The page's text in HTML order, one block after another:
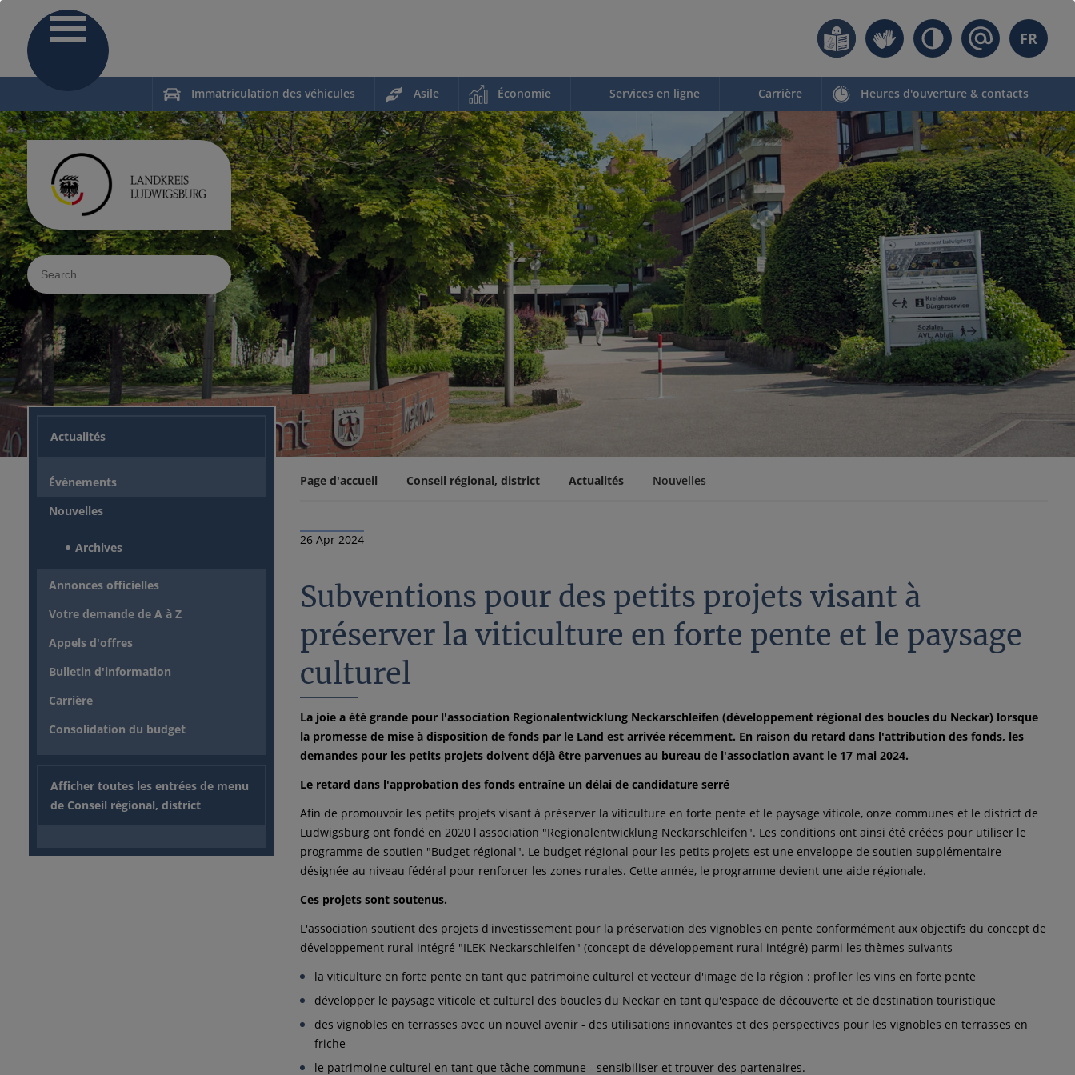
FR
Immatriculation des véhicules Asile Économie Services en ligne Carrière Heures d'ouverture & contacts
Sucheingabe
Actualités
Événements
Nouvelles
Archives
Annonces officielles
Votre demande de A à Z
Appels d'offres
Bulletin d'information
Carrière
Consolidation du budget
Afficher toutes les entrées de menu
de Conseil régional, district
Page d'accueil Conseil régional, district Actualités Nouvelles
26 Apr 2024
Subventions pour des petits projets visant à
préserver la viticulture en forte pente et le paysage
culturel
La joie a été grande pour l'association Regionalentwicklung Neckarschleifen (développement régional des boucles du Neckar) lorsque
la promesse de mise à disposition de fonds par le Land est arrivée récemment. En raison du retard dans l'attribution des fonds, les
demandes pour les petits projets doivent déjà être parvenues au bureau de l'association avant le 17 mai 2024.
Le retard dans l'approbation des fonds entraîne un délai de candidature serré
Afin de promouvoir les petits projets visant à préserver la viticulture en forte pente et le paysage viticole, onze communes et le district de
Ludwigsburg ont fondé en 2020 l'association "Regionalentwicklung Neckarschleifen". Les conditions ont ainsi été créées pour utiliser le
programme de soutien "Budget régional". Le budget régional pour les petits projets est une enveloppe de soutien supplémentaire
désignée au niveau fédéral pour renforcer les zones rurales. Cette année, le programme devient une aide régionale.
Ces projets sont soutenus.
L'association soutient des projets d'investissement pour la préservation des vignobles en pente conformément aux objectifs du concept de
développement rural intégré "ILEK-Neckarschleifen" (concept de développement rural intégré) parmi les thèmes suivants
la viticulture en forte pente en tant que patrimoine culturel et vecteur d'image de la région : profiler les vins en forte pente
développer le paysage viticole et culturel des boucles du Neckar en tant qu'espace de découverte et de destination touristique
des vignobles en terrasses avec un nouvel avenir - des utilisations innovantes et des perspectives pour les vignobles en terrasses en
friche
le patrimoine culturel en tant que tâche commune - sensibiliser et trouver des partenaires.